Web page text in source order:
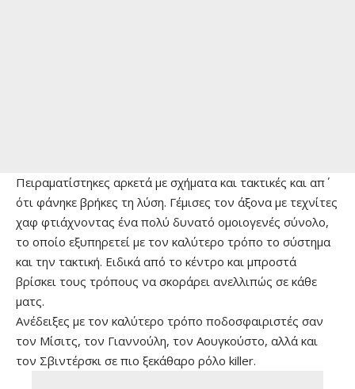
Πειραματίστηκες αρκετά με σχήματα και τακτικές και απ΄
ότι φάνηκε βρήκες τη λύση. Γέμισες τον άξονα με τεχνίτες
χαφ φτιάχνοντας ένα πολύ δυνατό ομοιογενές σύνολο,
το οποίο εξυπηρετεί με τον καλύτερο τρόπο το σύστημα
και την τακτική. Ειδικά από το κέντρο και μπροστά
βρίσκει τους τρόπους να σκοράρει ανελλιπώς σε κάθε
ματς.
Ανέδειξες με τον καλύτερο τρόπο ποδοσφαιριστές σαν
τον Μίσιτς, τον Γιαννούλη, τον Αουγκούστο, αλλά και
τον Σβιντέρσκι σε πιο ξεκάθαρο ρόλο killer.